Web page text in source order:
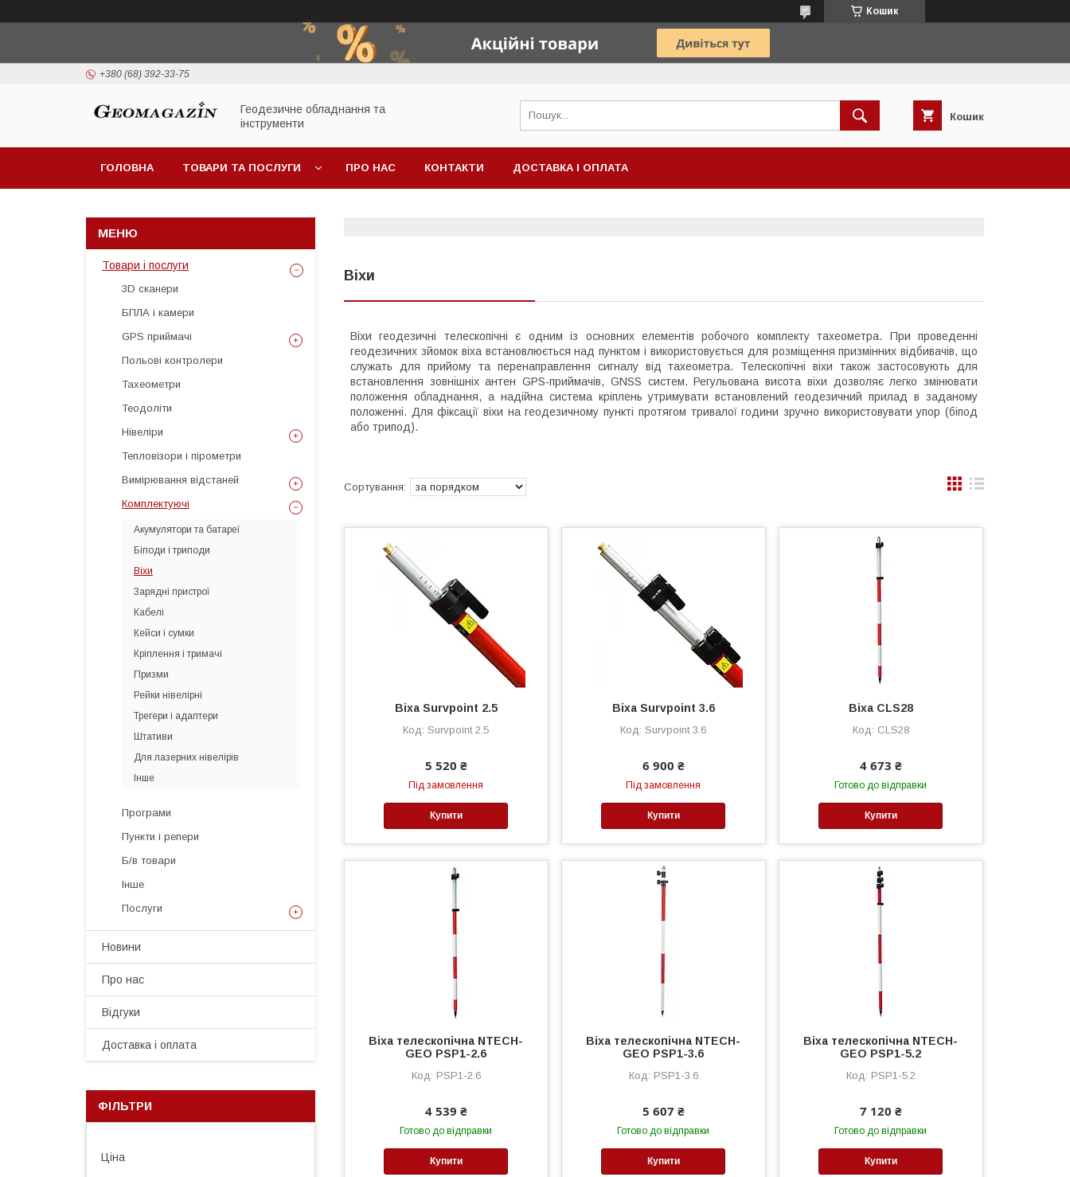
Кошик
+380 (68) 392-33-75
Геодезичне обладнання та
інструменти
Кошик
ГОЛОВНА ТОВАРИ ТА ПОСЛУГИ ПРО НАС КОНТАКТИ ДОСТАВКА І ОПЛАТА
Віхи
Віхи геодезичні телескопічні є одним із основних елементів робочого комплекту тахеометра. При проведенні
геодезичних зйомок віха встановлюється над пунктом і використовується для розміщення призмінних відбивачів, що
служать для прийому та перенаправлення сигналу від тахеометра. Телескопічні віхи також застосовують для
встановлення зовнішніх антен GPS-приймачів, GNSS систем. Регульована висота віхи дозволяє легко змінювати
положення обладнання, а надійна система кріплень утримувати встановлений геодезичний прилад в заданому
положенні. Для фіксації віхи на геодезичному пункті протягом тривалої години зручно використовувати упор (біпод
або трипод).
Віха Survpoint 2.5
Survpoint 2.5
5 520 ₴
Під замовлення
Купити
Віха Survpoint 3.6
Survpoint 3.6
6 900 ₴
Під замовлення
Купити
Віха CLS28
CLS28
4 673 ₴
Готово до відправки
Купити
Віха телескопічна NTECH-
GEO PSP1-2.6
PSP1-2.6
4 539 ₴
Готово до відправки
Купити
Віха телескопічна NTECH-
GEO PSP1-3.6
PSP1-3.6
5 607 ₴
Готово до відправки
Купити
Віха телескопічна NTECH-
GEO PSP1-5.2
PSP1-5.2
7 120 ₴
Готово до відправки
Купити
Товари і послуги
3D сканери
БПЛА і камери
GPS приймачі
Польові контролери
Тахеометри
Теодоліти
Нівеліри
Тепловізори і пірометри
Вимірювання відстаней
Комплектуючі
Акумулятори та батареї
Біподи і триподи
Віхи
Зарядні пристрої
Кабелі
Кейси і сумки
Кріплення і тримачі
Призми
Рейки нівелірні
Трегери і адаптери
Штативи
Для лазерних нівелірів
Інше
Програми
Пункти і репери
Б/в товари
Інше
Послуги
Новини
Про нас
Відгуки
Доставка і оплата
ФІЛЬТРИ
Ціна